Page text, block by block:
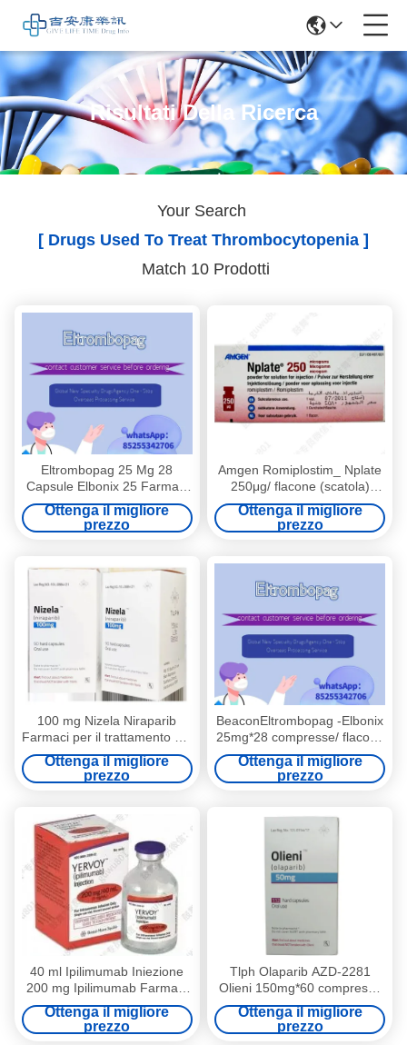
Risultati Della Ricerca
Your Search
[ Drugs Used To Treat Thrombocytopenia ]
Match 10 Prodotti
Eltrombopag 25 Mg 28
Capsule Elbonix 25 Farmaci
per il trattamento della
trombocitopenia
Ottenga il migliore
prezzo
Amgen Romiplostim_ Nplate
250μg/ flacone (scatola)
Trombocitopenia immunitaria
(ITP) Applicabile durante il
trattamento con questo
Ottenga il migliore
prezzo
100 mg Nizela Niraparib
Farmaci per il trattamento del
cancro ovarico 30 Capsule
Ottenga il migliore
prezzo
BeaconEltrombopag -Elbonix
25mg*28 compresse/ flacone
(scatola)/50mg*28
compresse/ flacone
Trombocitopenia per il
2 3
Ottenga il migliore
prezzo
40 ml Ipilimumab Iniezione
200 mg Ipilimumab Farmaci
per il cancro del colon-retto
Ottenga il migliore
prezzo
Tlph Olaparib AZD-2281
Olieni 150mg*60 compresse
Cancro al seno, cancro al
pancreas, cancro ovarico,
cancro alle tube di Falloppio,
Ottenga il migliore
prezzo